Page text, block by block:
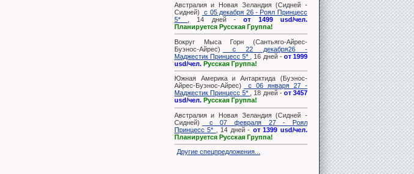
Австралия и Новая Зеландия (Сидней -
Сидней)
с 05 декабря 26 - Роял Принцесс
5*
, 14 дней -от 1499 usd/чел.
Планируется Русская Группа!
Вокруг Мыса Горн (Сантьяго-Айрес-
Буэнос-Айрес)
с 22 декабря26 -
Маджестик Принцесс 5*
, 16 дней - от 1999
usd/чел.Русская Группа!
Южная Америка и Антарктида (Буэнос-
Айрес-Буэнос-Айрес)
с 06 января 27 -
Маджестик Принцесс 5*
, 18 дней - от 3457
usd/чел.Русская Группа!
Австралия и Новая Зеландия (Сидней -
Сидней)
с 07 февраля 27 - Роял
Принцесс 5*
, 14 дней - от 1399 usd/чел.
Планируется Русская Группа!
Другие спецпредложения...